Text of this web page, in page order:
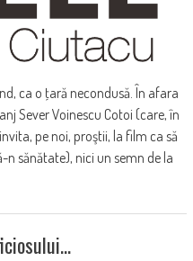
ca o ţară necondusă. În afara
Sever Voinescu Cotoi (care, în
pe noi, proştii, la film ca să
sănătate), nici un semn de la